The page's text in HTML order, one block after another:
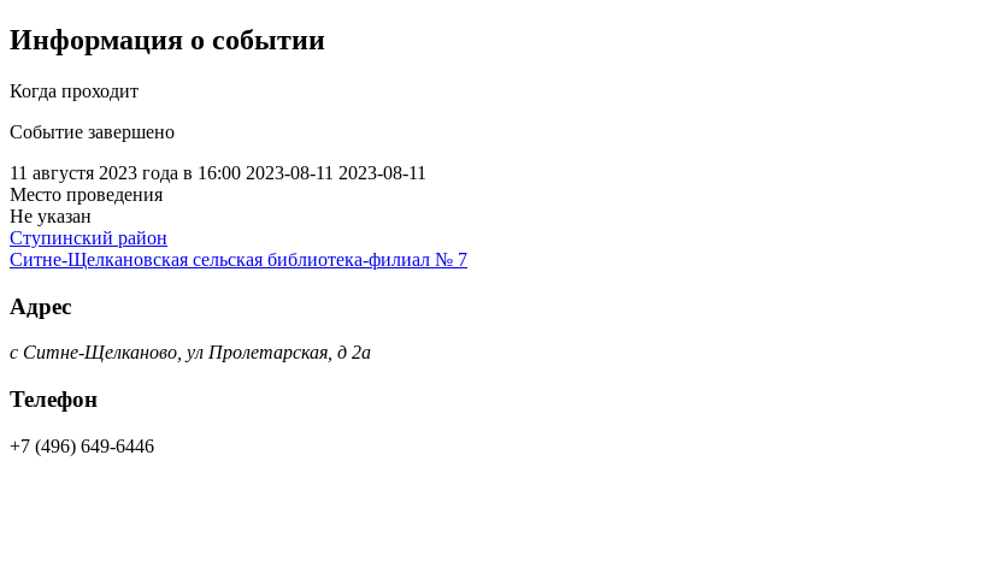
Информация о событии
Когда проходит
Событие завершено
11 августя 2023 года в 16:00 2023-08-11 2023-08-11
Место проведения
Не указан
Ступинский район
Ситне-Щелкановская сельская библиотека-филиал № 7
Адрес
с Ситне-Щелканово, ул Пролетарская, д 2а
Телефон
+7 (496) 649-6446